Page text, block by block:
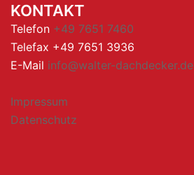
KONTAKT
Telefon +49 7651 7460
Telefax +49 7651 3936
E-Mail info@walter-dachdecker.de
Impressum
Datenschutz